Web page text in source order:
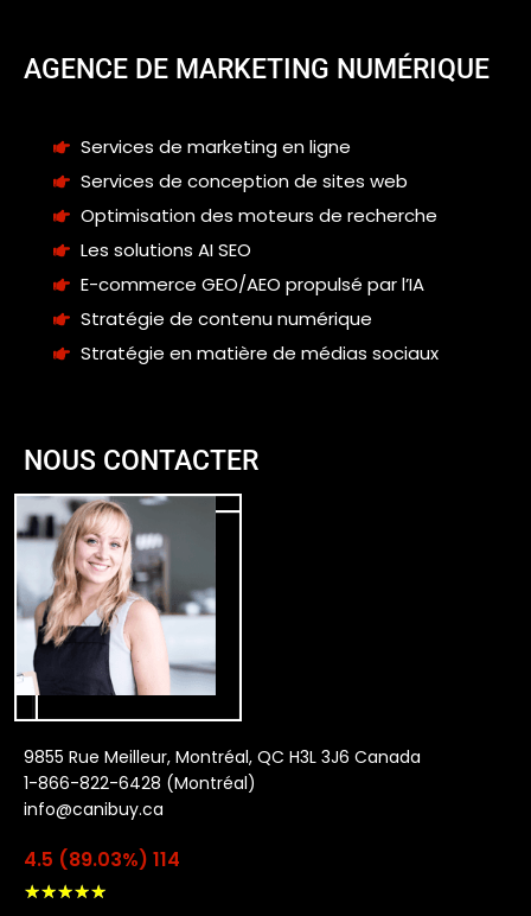
AGENCE DE MARKETING NUMÉRIQUE
Services de marketing en ligne
Services de conception de sites web
Optimisation des moteurs de recherche
Les solutions AI SEO
E-commerce GEO/AEO propulsé par l’IA
Stratégie de contenu numérique
Stratégie en matière de médias sociaux
NOUS CONTACTER
9855 Rue Meilleur, Montréal, QC H3L 3J6 Canada
1-866-822-6428 (Montréal)
info@canibuy.ca
4.5 (89.03%) 114
★★★★★